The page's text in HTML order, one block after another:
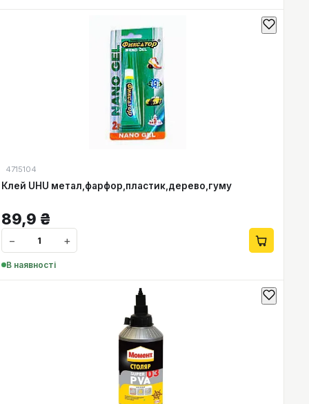
4715104
Клей UHU метал,фарфор,пластик,дерево,гуму
89,9 ₴
− +
В наявності